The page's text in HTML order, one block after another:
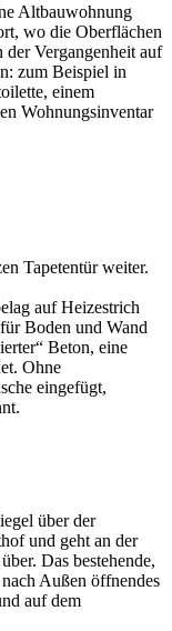
Altbauwohnung
wo die Oberflächen
der Vergangenheit auf
zum Beispiel in
einem
Wohnungsinventar
Tapetentür weiter.
auf Heizestrich
Boden und Wand
Beton, eine
Ohne
eingefügt,
über der
und geht an der
Das bestehende,
Außen öffnendes
auf dem